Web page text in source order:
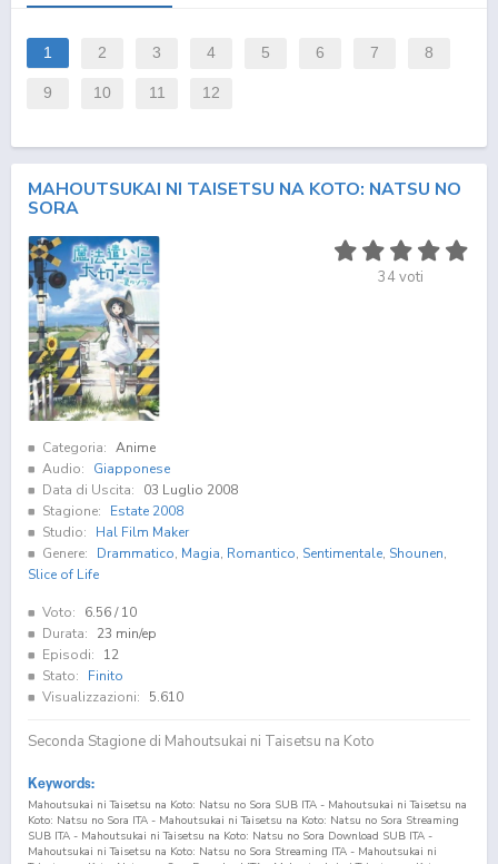
1 2 3 4 5 6 7 8
9 10 11 12
MAHOUTSUKAI NI TAISETSU NA KOTO: NATSU NO
SORA
34voti
Categoria: Anime
Audio:
Giapponese
Data di Uscita:
03 Luglio 2008
Stagione:
Estate 2008
Studio:
Hal Film Maker
Genere:
Drammatico, Magia, Romantico, Sentimentale, Shounen,
Slice of Life
Voto: 6.56/ 10
Durata:
23 min/ep
Episodi:
12
Stato:
Finito
Visualizzazioni:
5.610
Seconda Stagione di Mahoutsukai ni Taisetsu na Koto
Keywords:
Mahoutsukai ni Taisetsu na Koto: Natsu no Sora SUB ITA - Mahoutsukai ni Taisetsu na
Koto: Natsu no Sora ITA - Mahoutsukai ni Taisetsu na Koto: Natsu no Sora Streaming
SUB ITA - Mahoutsukai ni Taisetsu na Koto: Natsu no Sora Download SUB ITA -
Mahoutsukai ni Taisetsu na Koto: Natsu no Sora Streaming ITA - Mahoutsukai ni